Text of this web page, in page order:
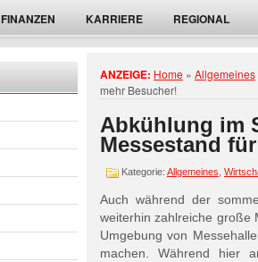
FINANZEN KARRIERE REGIONAL
ANZEIGE: Home » Allgemeines
mehr Besucher!
Abkühlung im
Messestand
Kategorie: Allgemeines
Auch während der
weiterhin zahlreiche große
Umgebung von
machen. Während hier